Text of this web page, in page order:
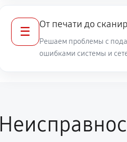
☰
От печати до
Решаем проблемы с
ошибками системы и